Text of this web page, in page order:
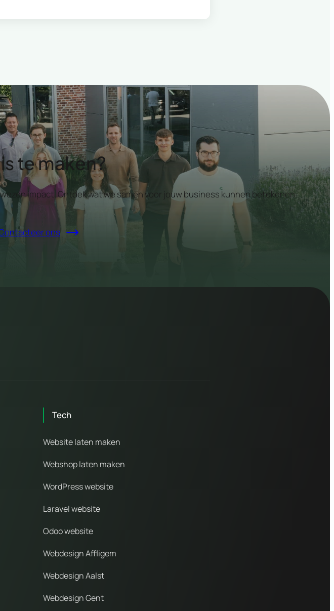
te maken?
impact. Ontdek wat we samen voor jouw business kunnen betekenen.
ons
Tech
Website laten maken
Webshop laten maken
WordPress website
Laravel website
Odoo website
Webdesign Affligem
Webdesign Aalst
Webdesign Gent